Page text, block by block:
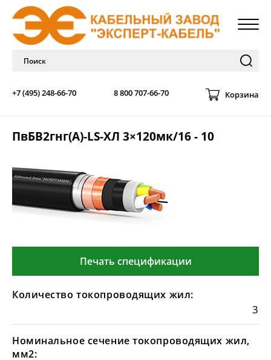
+7 (495) 248-66-70 8 800 707-66-70 Корзина
ПвБВ2гнг(А)-LS-ХЛ 3×120мк/16 - 10
Печать спецификации
Количество токопроводящих жил:
3
Номинальное сечение токопроводящих жил,
мм2: